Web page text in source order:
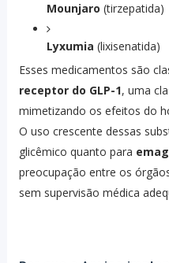
Mounjaro (tirzepatida)
Lyxumia (lixisenatida)
Esses medicamentos são
receptor do GLP-1, uma
mimetizando os efeitos do
O uso crescente dessas
glicêmico quanto para
preocupação entre os
sem supervisão médica